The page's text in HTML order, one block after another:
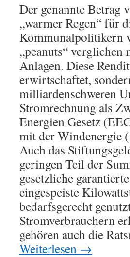
Der genannte Betrag
„warmer Regen“ für
Kommunalpolitikern
„peanuts“
Anlagen. Diese
erwirtschaftet,
milliardenschweren
Stromrechnung als
Energien Gesetz
mit der Windenergie
Auch das
geringen Teil der
gesetzliche
eingespeiste
bedarfsgerecht
Stromverbrauchern
gehören auch die
Weiterlesen →